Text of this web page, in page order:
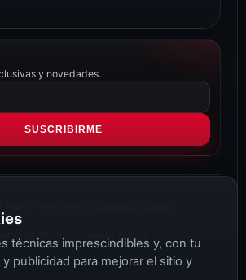
y novedades.
SUSCRIBIRME
técnicas imprescindibles y, con tu
publicidad para mejorar el sitio y